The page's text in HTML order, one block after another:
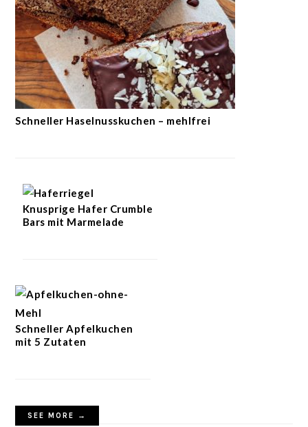
Schneller Haselnusskuchen – mehlfrei
Knusprige Hafer Crumble
Bars mit Marmelade
Schneller Apfelkuchen
mit 5 Zutaten
SEE MORE →